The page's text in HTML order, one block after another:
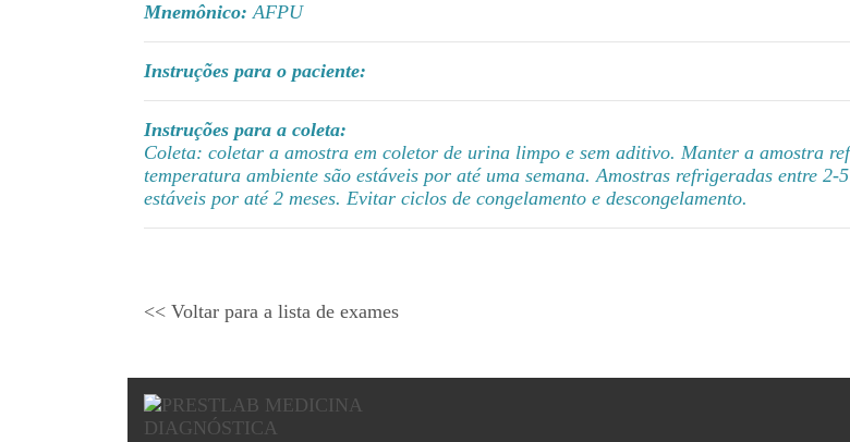
Mnemônico: AFPU
Instruções para o paciente:
Instruções para a coleta:
Coleta: coletar a amostra em coletor de urina limpo e sem aditivo. Manter a amostra
temperatura ambiente são estáveis por até uma semana. Amostras refrigeradas entre
estáveis por até 2 meses. Evitar ciclos de congelamento e descongelamento.
<< Voltar para a lista de exames